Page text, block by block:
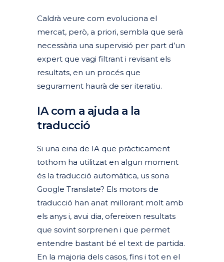
Caldrà veure com evoluciona el
mercat, però, a priori, sembla que serà
necessària una supervisió per part d’un
expert que vagi filtrant i revisant els
resultats, en un procés que
segurament haurà de ser iteratiu.
IA com a ajuda a la
traducció
Si una eina de IA que pràcticament
tothom ha utilitzat en algun moment
és la traducció automàtica, us sona
Google Translate? Els motors de
traducció han anat millorant molt amb
els anys i, avui dia, ofereixen resultats
que sovint sorprenen i que permet
entendre bastant bé el text de partida.
En la majoria dels casos, fins i tot en el